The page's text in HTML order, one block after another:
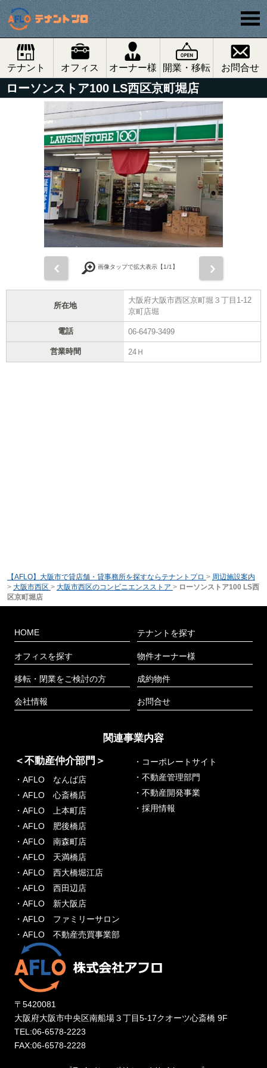
テナント オフィス オーナー様 開業・移転 お問合せ
ローソンストア100 LS西区京町堀店
画像タップで拡大表示【1/1】
所在地
大阪府大阪市西区京町堀３丁目1-12
京町店堀
電話 06-6479-3499
営業時間 24Ｈ
【AFLO】大阪市で貸店舗・貸事務所を探すならテナントプロ > 周辺施設案内
> 大阪市西区 > 大阪市西区のコンビニエンスストア > ローソンストア100 LS西
区京町堀店
HOME
オフィスを探す
移転・閉業をご検討の方
会社情報
テナントを探す
物件オーナー様
成約物件
お問合せ
関連事業内容
＜不動産仲介部門＞
・AFLO なんば店
・AFLO 心斎橋店
・AFLO 上本町店
・AFLO 肥後橋店
・AFLO 南森町店
・AFLO 天満橋店
・AFLO 西大橋堀江店
・AFLO 西田辺店
・AFLO 新大阪店
・AFLO ファミリーサロン
・AFLO 不動産売買事業部
・コーポレートサイト
・不動産管理部門
・不動産開発事業
・採用情報
〒5420081
大阪府大阪市中央区南船場３丁目5-17クオーツ心斎橋 9F
TEL:06-6578-2223
FAX:06-6578-2228